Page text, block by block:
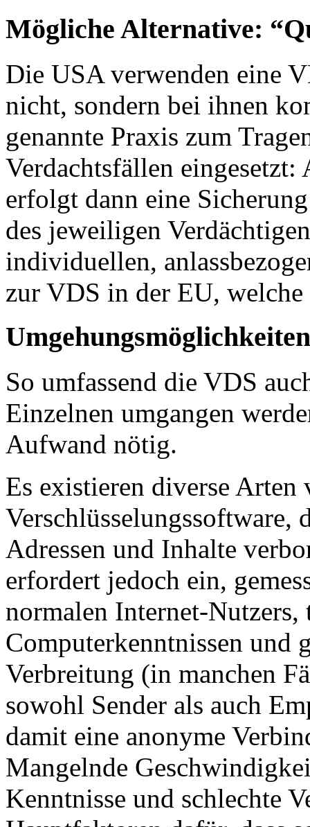
Mögliche Alternative:
Die USA verwenden eine
nicht, sondern bei ihnen
genannte Praxis zum
Verdachtsfällen
erfolgt dann eine
des jeweiligen
individuellen,
zur VDS in der EU,
Umgehungsmöglichkeiten
So umfassend die VDS
Einzelnen umgangen
Aufwand nötig.
Es existieren diverse
Verschlüsselungssoftware,
Adressen und Inhalte
erfordert jedoch ein,
normalen Internet-Nutzers,
Computerkenntnissen und
Verbreitung (in manchen
sowohl Sender als auch
damit eine anonyme
Mangelnde
Kenntnisse und schlechte